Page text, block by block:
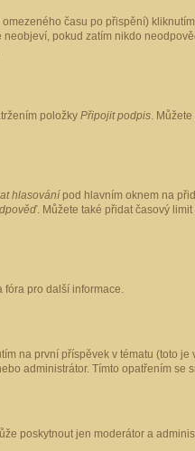
času po přispění)
pokud zatím nikdo
položky Připojit podpis.
hlasování pod hlavním oknem na
. Můžete také přidat časový
fóra pro další informace.
na první příspěvek v tématu (toto
administrátor. Tímto opatřením
poskytnout jen moderátor a